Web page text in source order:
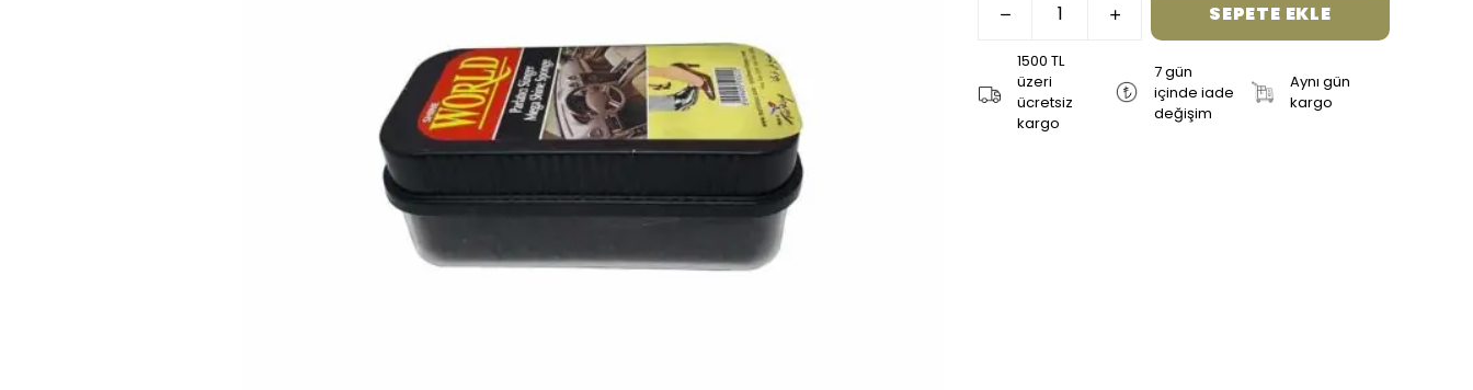
SEPETE EKLE
1500 TL
üzeri
ücretsiz
kargo
7 gün
içinde iade
değişim
Aynı gün
kargo